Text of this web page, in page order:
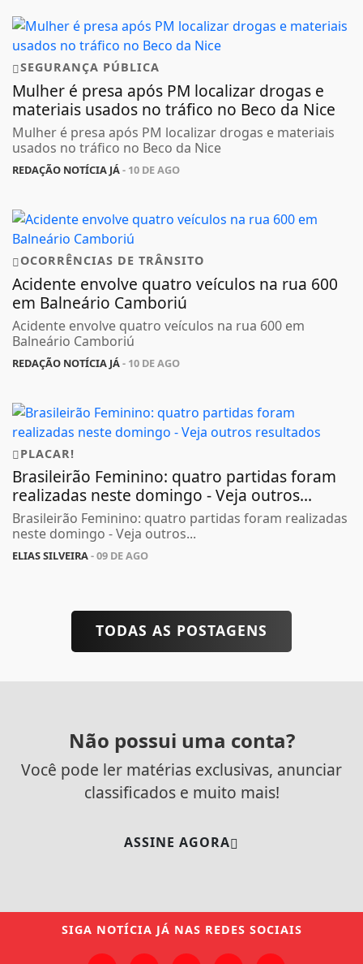
SEGURANÇA PÚBLICA
Mulher é presa após PM localizar drogas e
materiais usados no tráfico no Beco da Nice
Mulher é presa após PM localizar drogas e materiais
usados no tráfico no Beco da Nice
REDAÇÃO NOTÍCIA JÁ- 10 DE AGO
OCORRÊNCIAS DE TRÂNSITO
Acidente envolve quatro veículos na rua 600
em Balneário Camboriú
Acidente envolve quatro veículos na rua 600 em
Balneário Camboriú
REDAÇÃO NOTÍCIA JÁ- 10 DE AGO
PLACAR!
Brasileirão Feminino: quatro partidas foram
realizadas neste domingo - Veja outros...
Brasileirão Feminino: quatro partidas foram realizadas
neste domingo - Veja outros...
ELIAS SILVEIRA- 09 DE AGO
TODAS AS POSTAGENS
Não possui uma conta?
Você pode ler matérias exclusivas, anunciar
classificados e muito mais!
ASSINE AGORA
SIGA NOTÍCIA JÁ NAS REDES SOCIAIS